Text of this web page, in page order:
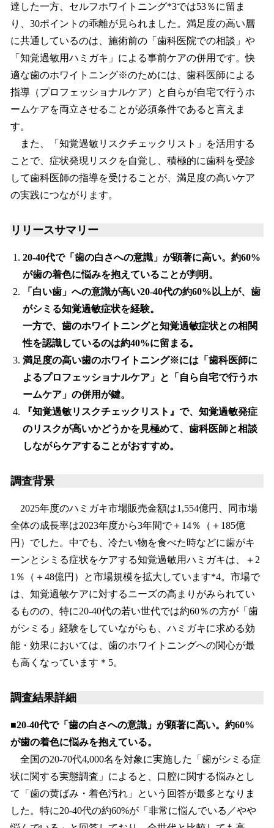
達した一方、セルフホワイトニング*3では53％に留ま
り、30ポイントの乖離が見られました。満足度の高い層
に共通しているのは、施術前の「歯科医院での相談」や
「知覚過敏用ハミガキ」による事前ケアの併用です。快
適な歯のホワイトニング※のためには、歯科医師による
指導（プロフェッショナルケア）と自らが自宅で行うホ
ームケアを両立させることが必須条件であると言えま
す。
また、「知覚過敏リスクチェックリスト」を活用する
ことで、症状発現リスクを自覚し、積極的に歯科を受診
して歯科医師の指導を受けることが、満足度の高いケア
の実践につながります。
リリースサマリー
20-40代で「歯の白さへの意識」が顕著に高い。約60%
が歯の着色に悩みを抱えていることが判明。
「白い歯」への意識が高い20‐40代の約60%以上が、歯
がシミる知覚過敏症状を経験。
一方で、歯のホワイトニングと知覚過敏症状との相関
性を認識しているのは約40%に留まる。
満足度の高い歯のホワイトニング※には「歯科医師に
よるプロフェッショナルケア」と「自ら自宅で行うホ
ームケア」の併用が鍵。
『知覚過敏リスクチェックリスト』で、知覚過敏発症
のリスクが高いかどうかを見極めて、歯科医師と相談
しながらケアすることがおすすめ。
調査背景
2025年度のハミガキ市場販売金額は1,554億円、同市場
全体の成長率は2023年度から3年間で＋14％（＋185億
円）でした。中でも、冷たい物を食べた時などに歯がキ
ーンとシミる症状をケアする知覚過敏用ハミガキは、＋2
1％（＋48億円）と市場規模を拡大しています*4。市場で
は、知覚過敏ケアに対するニーズの高まりがみられてい
るものの、特に20‐40代の若い世代では約60％の方が「歯
がシミる」経験をしていながらも、ハミガキに求める効
能・効果においては、歯のホワイトニングへの関心が最
も高くなっています＊5。
調査結果詳細
■20-40代で「歯の白さへの意識」が顕著に高い。約60%
が歯の着色に悩みを抱えている。
全国の20-70代4,000名を対象に実施した「歯がシミる症
状に関する実態調査」によると、口腔に関する悩みとし
て「歯の黄ばみ・着色汚れ」という回答が最多となりま
した。特に20-40代の約60%が「非常に悩んでいる／やや